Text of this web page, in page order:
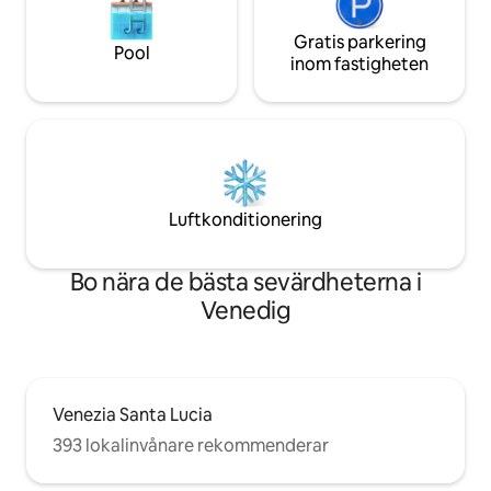
Pool
Gratis parkering
inom fastigheten
Luftkonditionering
Bo nära de bästa sevärdheterna i
Venedig
Venezia Santa Lucia
393 lokalinvånare rekommenderar